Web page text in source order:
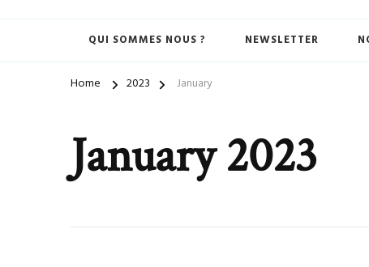
QUI SOMMES NOUS ? NEWSLETTER
Home 2023 January
January 2023